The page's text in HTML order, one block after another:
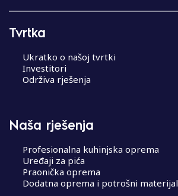
Tvrtka
Ukratko o našoj tvrtki
Investitori
Održiva rješenja
Naša rješenja
Profesionalna kuhinjska oprema
Uređaji za pića
Praonička oprema
Dodatna oprema i potrošni materijal